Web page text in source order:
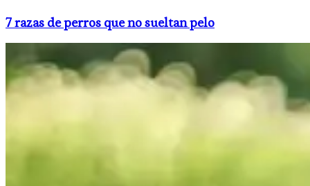
7 razas de perros que no sueltan pelo